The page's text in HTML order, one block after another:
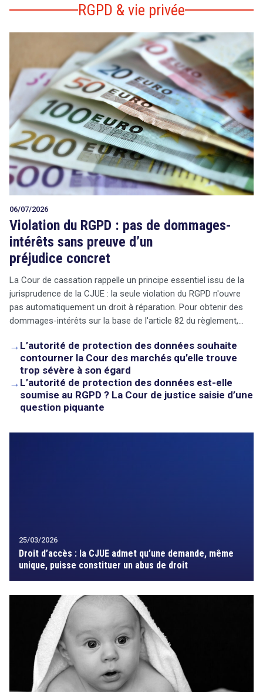
RGPD & vie privée
06/07/2026
Violation du RGPD : pas de dommages-
intérêts sans preuve d’un
préjudice concret
La Cour de cassation rappelle un principe essentiel issu de la
jurisprudence de la CJUE : la seule violation du RGPD n'ouvre
pas automatiquement un droit à réparation. Pour obtenir des
dommages-intérêts sur la base de l'article 82 du règlement,…
→ L’autorité de protection des données souhaite
contourner la Cour des marchés qu’elle trouve
trop sévère à son égard
→ L’autorité de protection des données est-elle
soumise au RGPD ? La Cour de justice saisie d’une
question piquante
25/03/2026
Droit d’accès : la CJUE admet qu’une demande, même
unique, puisse constituer un abus de droit